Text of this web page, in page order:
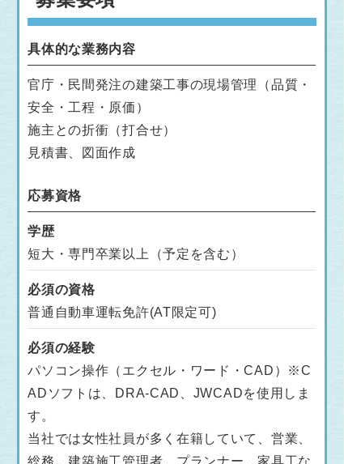
具体的な業務内容
官庁・民間発注の建築工事の現場管理（品質・
安全・工程・原価）
施主との折衝（打合せ）
見積書、図面作成
応募資格
学歴
短大・専門卒業以上（予定を含む）
必須の資格
普通自動車運転免許(AT限定可)
必須の経験
パソコン操作（エクセル・ワード・CAD）※C
ADソフトは、DRA-CAD、JWCADを使用しま
す。
当社では女性社員が多く在籍していて、営業、
総務、建築施工管理者、プランナー、家具工な